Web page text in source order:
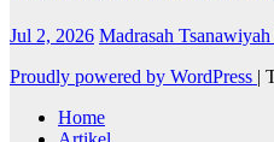
Jul 2, 2026 Madrasah
Proudly powered by WordPress |
Home